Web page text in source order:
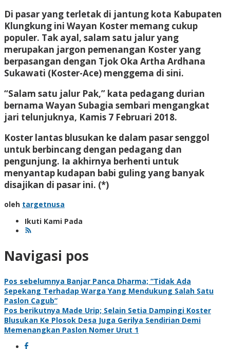
Di pasar yang terletak di jantung kota Kabupaten
Klungkung ini Wayan Koster memang cukup
populer. Tak ayal, salam satu jalur yang
merupakan jargon pemenangan Koster yang
berpasangan dengan Tjok Oka Artha Ardhana
Sukawati (Koster-Ace) menggema di sini.
“Salam satu jalur Pak,” kata pedagang durian
bernama Wayan Subagia sembari mengangkat
jari telunjuknya, Kamis 7 Februari 2018.
Koster lantas blusukan ke dalam pasar senggol
untuk berbincang dengan pedagang dan
pengunjung. Ia akhirnya berhenti untuk
menyantap kudapan babi guling yang banyak
disajikan di pasar ini. (*)
oleh targetnusa
Ikuti Kami Pada
Navigasi pos
Pos sebelumnya Banjar Panca Dharma; “Tidak Ada
Sepekang Terhadap Warga Yang Mendukung Salah Satu
Paslon Cagub”
Pos berikutnya Made Urip; Selain Setia Dampingi Koster
Blusukan Ke Plosok Desa Juga Gerilya Sendirian Demi
Memenangkan Paslon Nomer Urut 1